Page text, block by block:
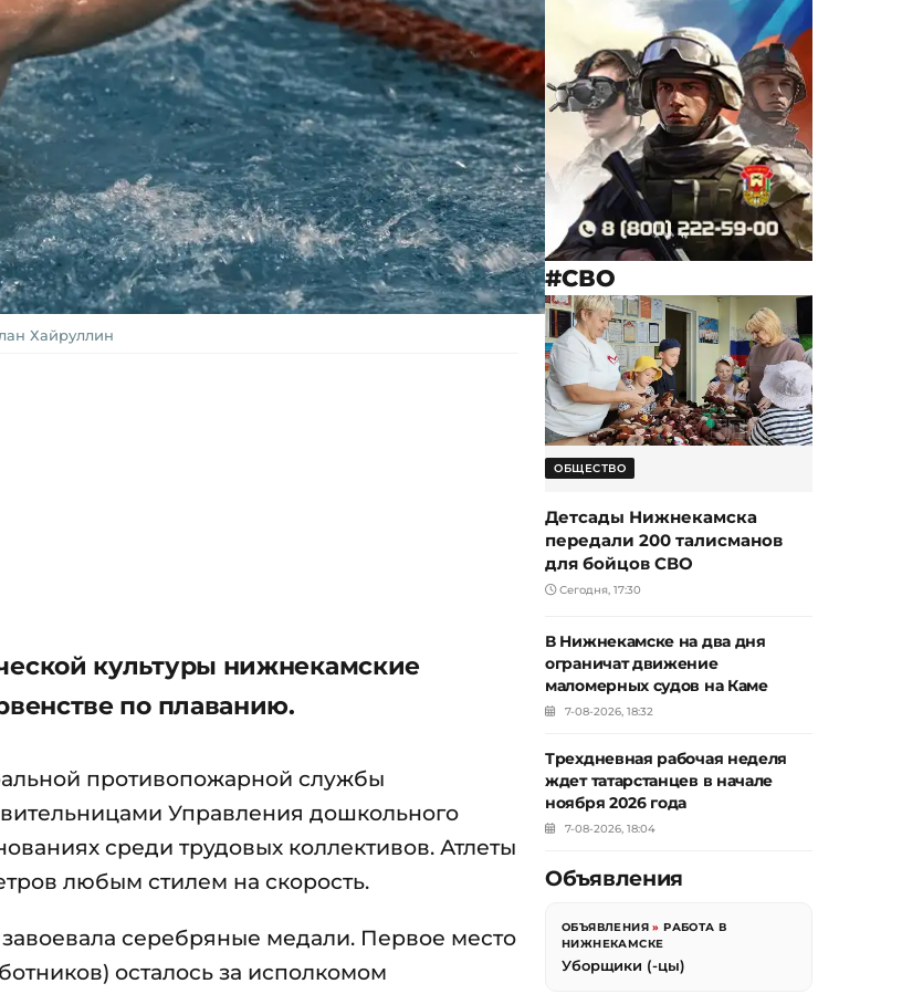
Хайруллин
культуры нижнекамские
по плаванию.
противопожарной службы
Управления дошкольного
среди трудовых коллективов. Атлеты
любым стилем на скорость.
серебряные медали. Первое место
осталось за исполкомом
#СВО
ОБЩЕСТВО
Детсады Нижнекамска
передали 200 талисманов
для бойцов СВО
Сегодня, 17:30
В Нижнекамске на два дня
ограничат движение
маломерных судов на Каме
7-08-2026, 18:32
Трехдневная рабочая неделя
ждет татарстанцев в начале
ноября 2026 года
7-08-2026, 18:04
Объявления
ОБЪЯВЛЕНИЯ »РАБОТА В
НИЖНЕКАМСКЕ
Уборщики (-цы)